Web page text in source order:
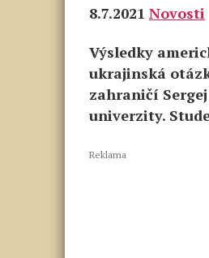
8.7.2021 Novosti
Výsledky
ukrajinská
zahraničí
univerzity.
Reklama